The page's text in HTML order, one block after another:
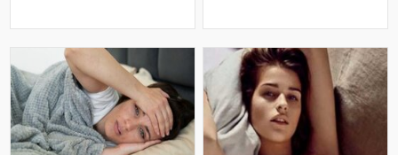
sonra duş qəbul etmək, hovuz
kənarınd
hər zaman tənəffüs yolu
infeksiyası olmur